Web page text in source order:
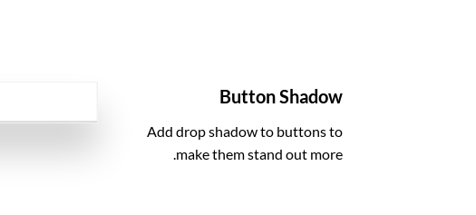
Button Shadow
Add drop shadow to buttons to
make them stand out more.